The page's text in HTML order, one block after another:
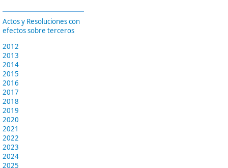
Actos y Resoluciones con
efectos sobre terceros
2012
2013
2014
2015
2016
2017
2018
2019
2020
2021
2022
2023
2024
2025